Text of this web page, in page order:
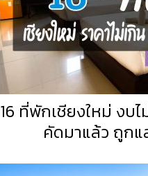
16 ที่พักเชียงใหม่ งบ
คัดมาแล้ว ถูกแ